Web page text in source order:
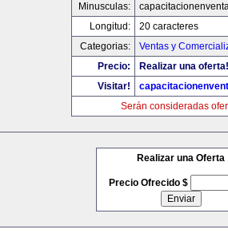
Minusculas:
Longitud:
20 caracteres
Categorias:
Ventas y
Precio:
Realizar una oferta!
Visitar!
Serán consideradas
Realizar una Oferta
Precio Ofrecido $